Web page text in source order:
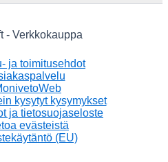
- Verkkokauppa
ja toimitusehdot
kysytyt kysymykset
ja tietosuojaseloste
evästeistä
(EU)